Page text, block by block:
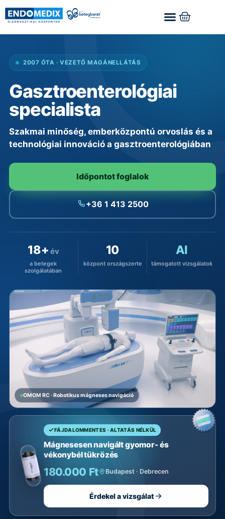
2007 ÓTA · VEZETŐ MAGÁNELLÁTÁS
Gasztroenterológiai
specialista
Szakmai minőség, emberközpontú orvoslás és a
technológiai innováció a gasztroenterológiában
Időpontot foglalok
+36 1 413 2500
18+ év
a betegek
szolgálatában
10
központ országszerte
AI
támogatott vizsgálatok
OMOM RC · Robotikus mágneses navigáció
FÁJDALOMMENTES · ALTATÁS NÉLKÜL
Mágnesesen navigált gyomor- és
vékonybél tükrözés
180.000 Ft Budapest · Debrecen
Érdekel a vizsgálat